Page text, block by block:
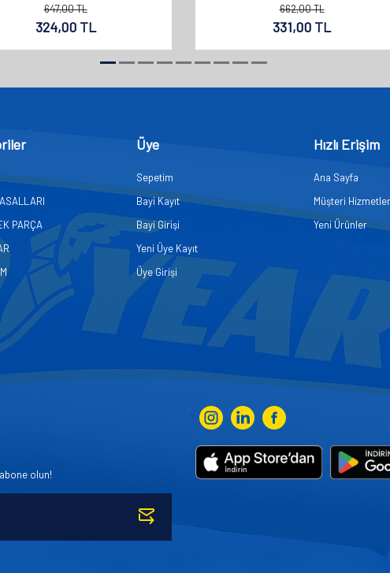
647,00TL
324,00TL
662,00TL
331,00 TL
PARÇA
Üye
Sepetim
Bayi Kayıt
Bayi Girişi
Yeni Üye Kayıt
Üye Girişi
Hızlı Erişim
Ana Sayfa
Müşteri
Yeni Ürünler
olun!